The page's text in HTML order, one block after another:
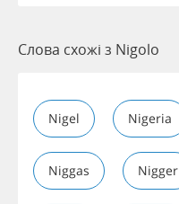
Слова схожі з Nigolo
Nigel Nigeria
Niggas Nigger